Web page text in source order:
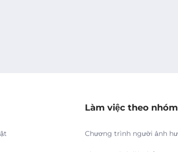
Làm việc theo nhóm
Chương trình người ảnh